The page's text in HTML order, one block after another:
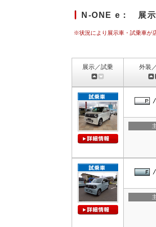
N-ONE e： 展示
※状況により展示車・試乗車が
展示／試乗 外装